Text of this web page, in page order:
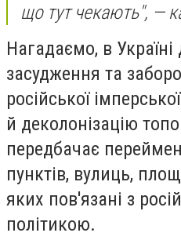
що тут чекають", —
Нагадаємо, в
засудження та
російської
й деколонізацію
передбачає
пунктів, вулиць,
яких пов'язані з
політикою.